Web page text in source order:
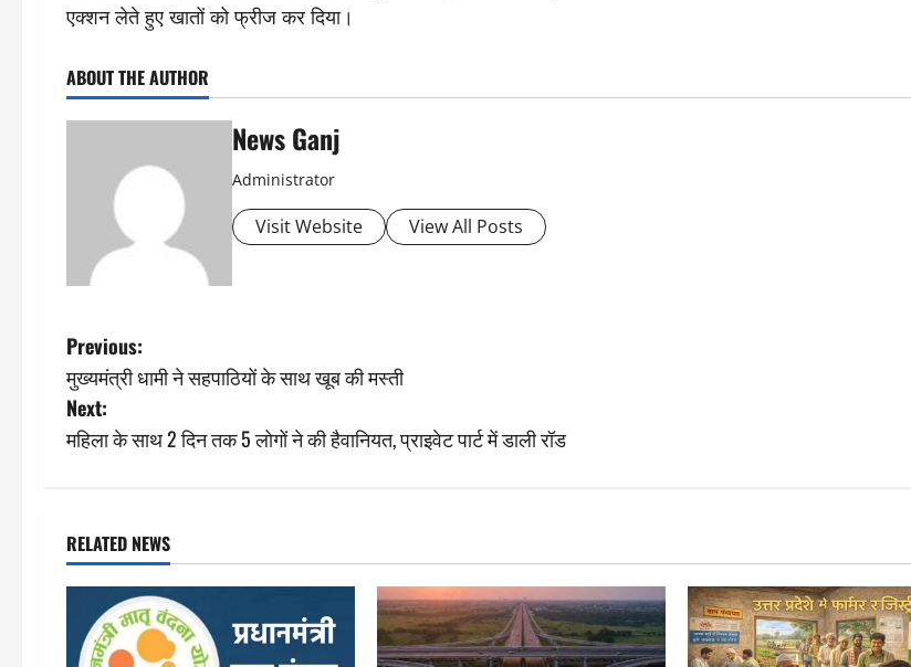
एक्शन लेते हुए खातों को फ्रीज कर दिया।
ABOUT THE AUTHOR
News Ganj
Administrator
Visit Website View All Posts
P
o
s
n
a
Previous:
मुख्यमंत्री धामी ने सहपाठियों के साथ खूब की मस्ती
Next:
महिला के साथ 2 दिन तक 5 लोगों ने की हैवानियत, प्राइवेट पार्ट में डाली रॉड
RELATED NEWS